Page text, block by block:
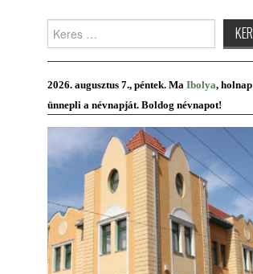
Keres:
2026. augusztus 7., péntek. Ma Ibolya, holnap
ünnepli a névnapját. Boldog névnapot!